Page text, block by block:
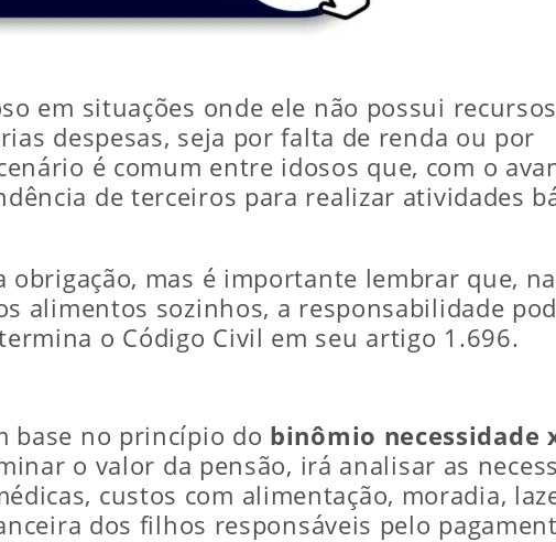
em situações onde ele não possui recursos
despesas, seja por falta de renda ou por
é comum entre idosos que, com o
de terceiros para realizar atividades
mas é importante lembrar que,
alimentos sozinhos, a responsabilidade
o Código Civil em seu artigo 1.696.
base no princípio do binômio necessidade
o valor da pensão, irá analisar as
custos com alimentação, moradia,
dos filhos responsáveis pelo